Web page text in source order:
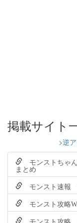
掲載サイト
>逆
モンストちゃ
まとめ
モンスト速報
モンスト攻略
モンスト攻略